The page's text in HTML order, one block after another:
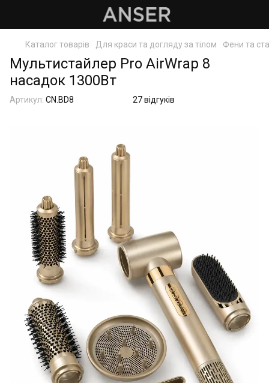
Каталог товарів Для краси та догляду за тілом Фени та
Мультистайлер Pro AirWrap 8
насадок 1300Вт
Артикул: CN.BD8 27 відгуків